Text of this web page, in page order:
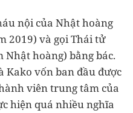
nội của Nhật hoàng
2019) và gọi Thái tử
hoàng) bằng bác.
Kako vốn ban đầu được
viên trung tâm của
hiện quá nhiều nghĩa